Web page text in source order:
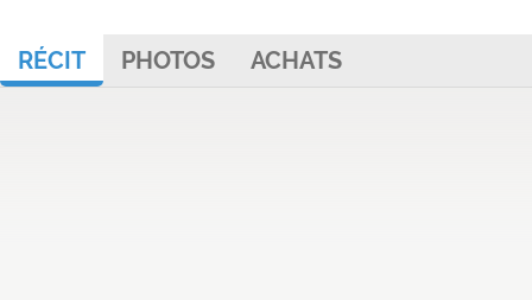
RÉCIT PHOTOS ACHATS